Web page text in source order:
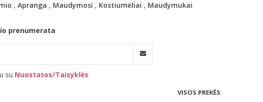
, Apranga , Maudymosi , Kostiumėliai , Maudymukai
prenumerata
su Nuostatos/Taisyklės
VISOS PREKĖS